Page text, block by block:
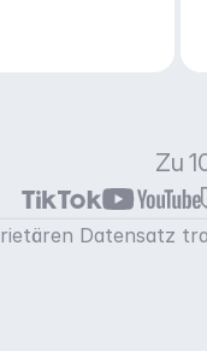
Zu
Datensatz